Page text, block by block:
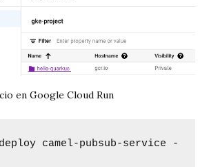
en Google Cloud Run
camel-pubsub-service -